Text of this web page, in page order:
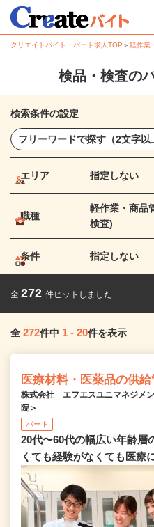
クリエイトバイト・パート求人TOP ＞軽作業
検品・検査の
検索条件の設定
エリア 指定しない
職種
軽作業・商品
検査)
条件 指定しない
全 272 件ヒットしました
全 272件中 1 - 20件を表示
医療材料・医薬品の供給
株式会社 エフエスユニマネジメ
院＞
パート
20代〜60代の幅広い年齢層
くても経験がなくても医療